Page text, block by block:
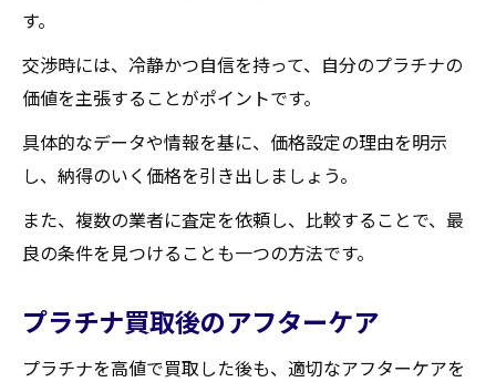
す。
交渉時には、冷静かつ自信を持って、自分のプラチナの
価値を主張することがポイントです。
具体的なデータや情報を基に、価格設定の理由を明示
し、納得のいく価格を引き出しましょう。
また、複数の業者に査定を依頼し、比較することで、最
良の条件を見つけることも一つの方法です。
プラチナ買取後のアフターケア
プラチナを高値で買取した後も、適切なアフターケアを